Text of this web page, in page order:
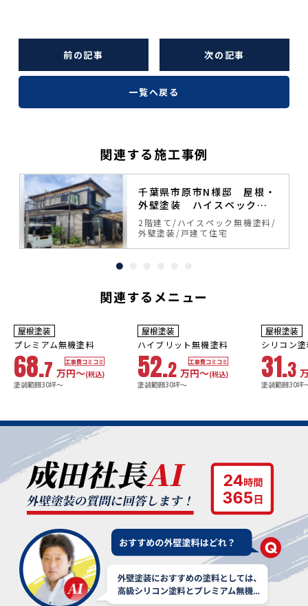
前の記事 次の記事
一覧へ戻る
関連する施工事例
千葉県市原市N様邸 屋根・
外壁塗装 ハイスペック無
機塗料
2階建て
ハイスペック無機塗料
外壁塗装 戸建て住宅
関連するメニュー
耐用年数
18~23年
屋根塗装
プレミアム無機塗料
68.7 万円〜(税込)
工事費コミコミ
塗装範囲30坪～
耐用年数
13~18年
屋根塗装
ハイブリット無機塗料
52.2 万円〜(税込)
工事費コミコミ
塗装範囲30坪～
耐用年数
8年
屋根塗装
シリコン
31.3
塗装範囲30坪